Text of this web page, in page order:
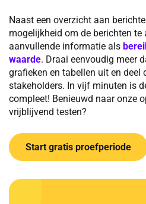
Naast een overzicht aan
mogelijkheid om de berichten te
aanvullende informatie als
waarde. Draai eenvoudig meer
grafieken en tabellen uit en deel
stakeholders. In vijf minuten is
compleet! Benieuwd naar onze
vrijblijvend testen?
Start gratis proefperiode